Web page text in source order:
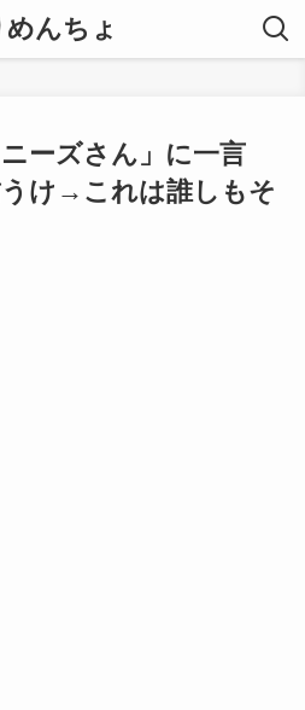
めんちょ
ニーズさん」に一言
け→これは誰しもそ